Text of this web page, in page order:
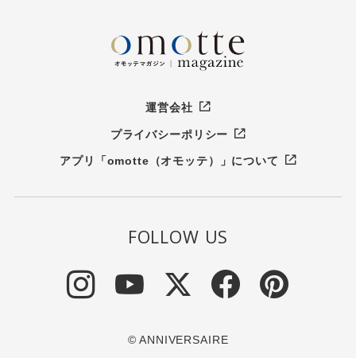
運営会社
プライバシーポリシー
アプリ「omotte（オモッテ）」について
FOLLOW US
© ANNIVERSAIRE